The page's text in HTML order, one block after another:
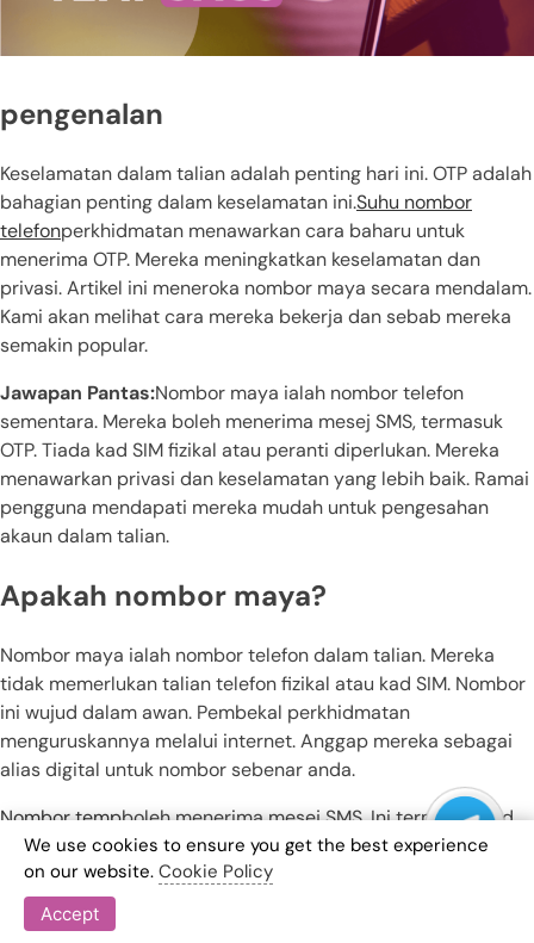
pengenalan
Keselamatan dalam talian adalah penting hari ini. OTP adalah
bahagian penting dalam keselamatan ini.Suhu nombor
telefonperkhidmatan menawarkan cara baharu untuk
menerima OTP. Mereka meningkatkan keselamatan dan
privasi. Artikel ini meneroka nombor maya secara mendalam.
Kami akan melihat cara mereka bekerja dan sebab mereka
semakin popular.
Jawapan Pantas:Nombor maya ialah nombor telefon
sementara. Mereka boleh menerima mesej SMS, termasuk
OTP. Tiada kad SIM fizikal atau peranti diperlukan. Mereka
menawarkan privasi dan keselamatan yang lebih baik. Ramai
pengguna mendapati mereka mudah untuk pengesahan
akaun dalam talian.
Apakah nombor maya?
Nombor maya ialah nombor telefon dalam talian. Mereka
tidak memerlukan talian telefon fizikal atau kad SIM. Nombor
ini wujud dalam awan. Pembekal perkhidmatan
menguruskannya melalui internet. Anggap mereka sebagai
alias digital untuk nombor sebenar anda.
Nombor tempboleh menerima mesej SMS. Ini termasuk kod
OTP. Anda tidak memerlukan peranti berasingan untuk
menggunakannya. Anda boleh mengakses mesej melalui apl
atau tapak web.
We use cookies to ensure you get the best experience
on our website. Cookie Policy
Accept